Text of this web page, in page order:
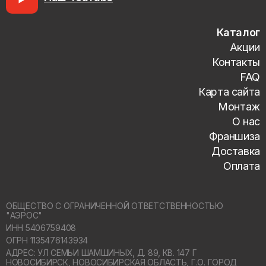
Каталог
Акции
Контакты
FAQ
Карта сайта
Монтаж
О нас
Франшиза
Доставка
Оплата
ОБЩЕСТВО С ОГРАНИЧЕННОЙ ОТВЕТСТВЕННОСТЬЮ
"АЭРОС"
ИНН 5406759408
ОГРН 1135476143934
АДРЕС: УЛ СЕМЬИ ШАМШИНЫХ, Д. 89, КВ. 147 Г
НОВОСИБИРСК, НОВОСИБИРСКАЯ ОБЛАСТЬ, Г.О. ГОРОД